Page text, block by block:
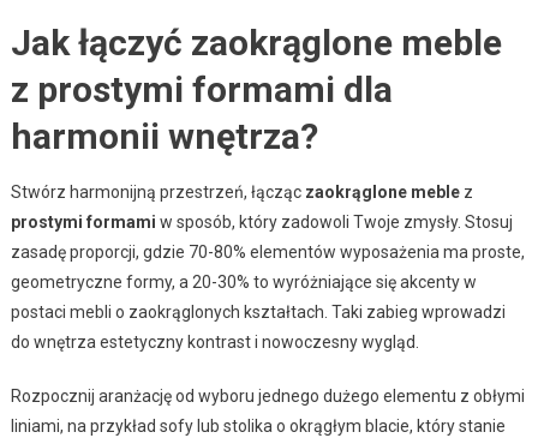
Jak łączyć zaokrąglone meble
z prostymi formami dla
harmonii wnętrza?
Stwórz harmonijną przestrzeń, łącząc zaokrąglone meblez
prostymi formami w sposób, który zadowoli Twoje zmysły. Stosuj
zasadę proporcji, gdzie 70-80% elementów wyposażenia ma proste,
geometryczne formy, a 20-30% to wyróżniające się akcenty w
postaci mebli o zaokrąglonych kształtach. Taki zabieg wprowadzi
do wnętrza estetyczny kontrast i nowoczesny wygląd.
Rozpocznij aranżację od wyboru jednego dużego elementu z obłymi
liniami, na przykład sofy lub stolika o okrągłym blacie, który stanie